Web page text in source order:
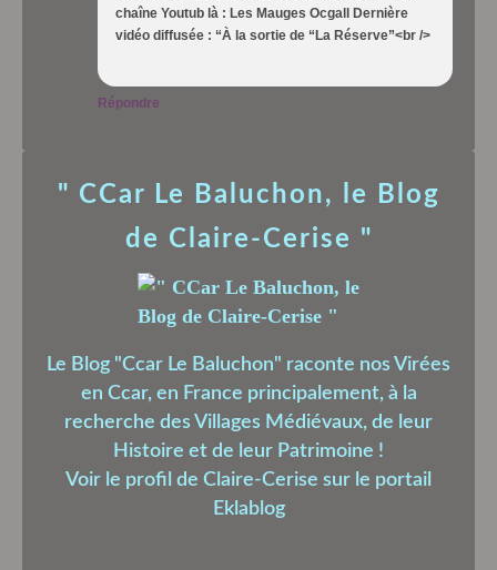
chaîne Youtub là : Les Mauges Ocgall Dernière
vidéo diffusée : “À la sortie de “La Réserve”<br />
Répondre
" CCar Le Baluchon, le Blog
de Claire-Cerise "
Le Blog "Ccar Le Baluchon" raconte nos Virées
en Ccar, en France principalement, à la
recherche des Villages Médiévaux, de leur
Histoire et de leur Patrimoine !
Voir le profil de Claire-Cerise sur le portail
Eklablog